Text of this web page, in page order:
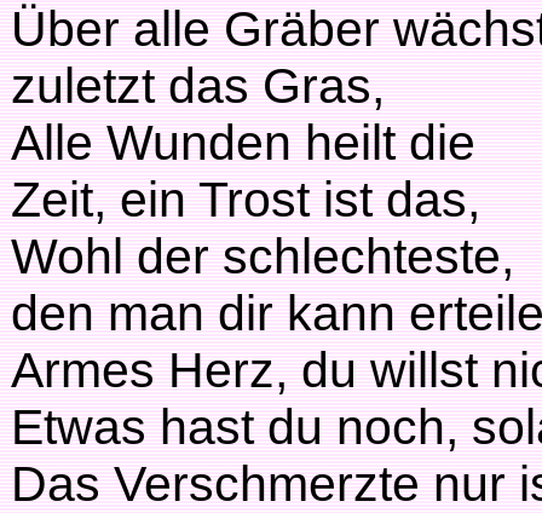
Über alle Gräber
zuletzt das Gras,
Alle Wunden heilt die
Zeit, ein Trost ist das,
Wohl der schlechteste,
den man dir kann
Armes Herz, du willst
Etwas hast du noch,
Das Verschmerzte nur